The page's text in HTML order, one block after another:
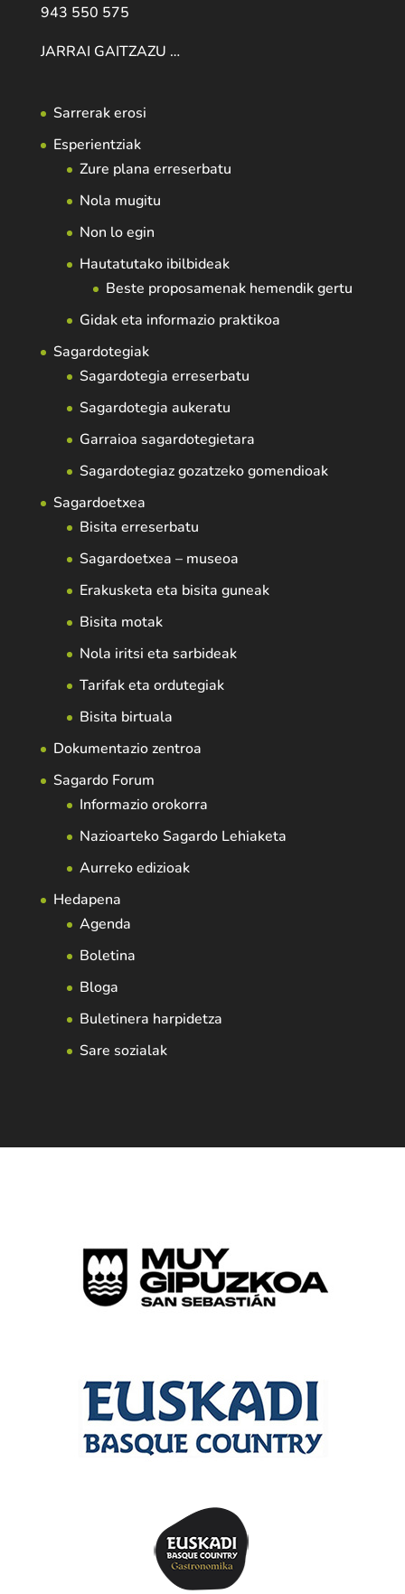
943 550 575
JARRAI GAITZAZU …
Sarrerak erosi
Esperientziak
Zure plana erreserbatu
Nola mugitu
Non lo egin
Hautatutako ibilbideak
Beste proposamenak hemendik gertu
Gidak eta informazio praktikoa
Sagardotegiak
Sagardotegia erreserbatu
Sagardotegia aukeratu
Garraioa sagardotegietara
Sagardotegiaz gozatzeko gomendioak
Sagardoetxea
Bisita erreserbatu
Sagardoetxea – museoa
Erakusketa eta bisita guneak
Bisita motak
Nola iritsi eta sarbideak
Tarifak eta ordutegiak
Bisita birtuala
Dokumentazio zentroa
Sagardo Forum
Informazio orokorra
Nazioarteko Sagardo Lehiaketa
Aurreko edizioak
Hedapena
Agenda
Boletina
Bloga
Buletinera harpidetza
Sare sozialak